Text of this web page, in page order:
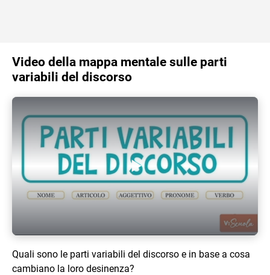
Video della mappa mentale sulle parti
variabili del discorso
Play Video
Quali sono le parti variabili del discorso e in base a cosa
cambiano la loro desinenza?